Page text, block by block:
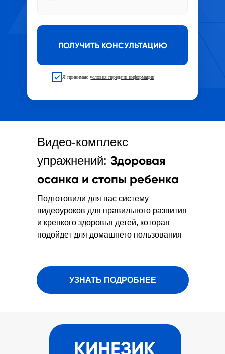
Я принимаю условия передачи информации
ПОЛУЧИТЬ КОНСУЛЬТАЦИЮ
Подготовили для вас систему
видеоуроков для правильного развития
и крепкого здоровья детей, которая
подойдет для домашнего пользования
Видео-комплекс
упражнений: Здоровая
осанка и стопы ребенка
УЗНАТЬ ПОДРОБНЕЕ